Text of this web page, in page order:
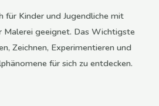
für Kinder und Jugendliche mit
Malerei geeignet. Das Wichtigste
Zeichnen, Experimentieren und
für sich zu entdecken.